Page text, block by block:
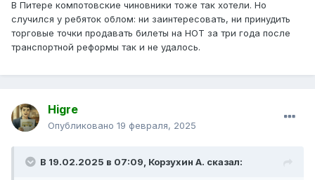
В Питере компотовские чиновники тоже так хотели. Но
случился у ребяток облом: ни заинтересовать, ни принудить
торговые точки продавать билеты на НОТ за три года после
транспортной реформы так и не удалось.
Higre
Опубликовано 19 февраля, 2025
В 19.02.2025 в 07:09, Корзухин А. сказал: